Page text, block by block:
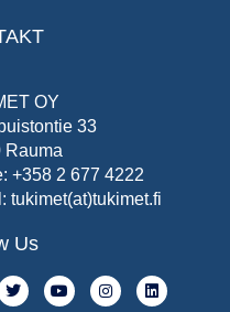
OY
33
Rauma
+358 2 677 4222
tukimet(at)tukimet.fi
Us